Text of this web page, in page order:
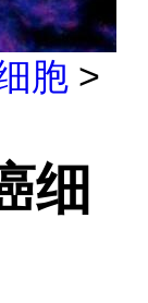
胞 >
细